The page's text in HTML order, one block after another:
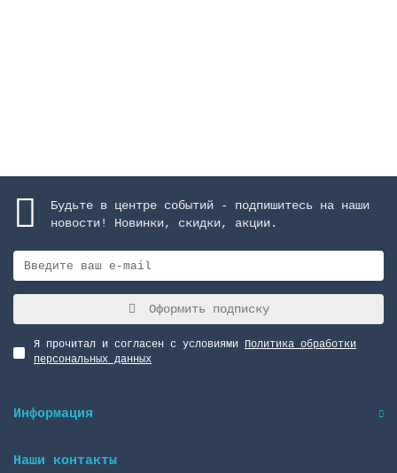
Будьте в центре событий - подпишитесь на наши
новости! Новинки, скидки, акции.
Оформить подписку
Я прочитал и согласен с условиями Политика обработки
персональных данных
Информация
Наши контакты